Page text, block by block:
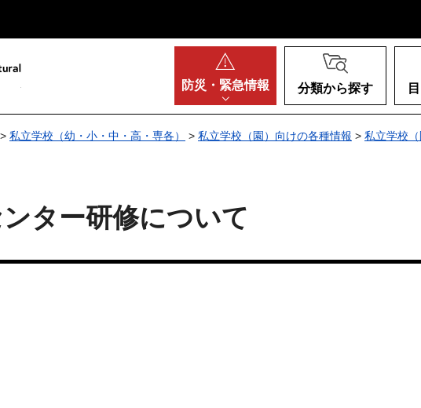
防災・ 緊急情報 分類から探す
> 私立学校（幼・小・中・高・専各） > 私立学校（園）向けの各種情報 > 私立学校
ター研修について